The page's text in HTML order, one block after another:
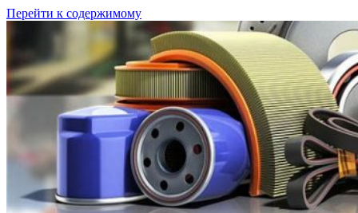
Перейти к содержимому